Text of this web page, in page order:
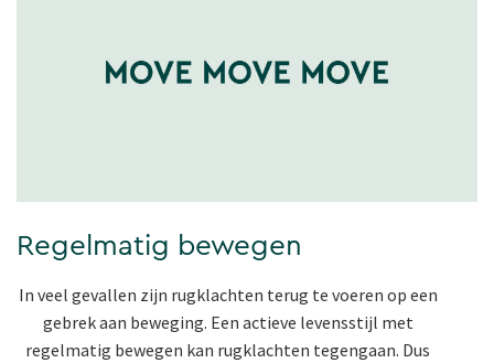
Regelmatig bewegen
In veel gevallen zijn rugklachten terug te voeren op een
gebrek aan beweging. Een actieve levensstijl met
regelmatig bewegen kan rugklachten tegengaan. Dus